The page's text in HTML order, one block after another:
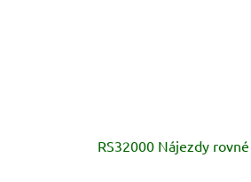
RS32000 Nájezdy